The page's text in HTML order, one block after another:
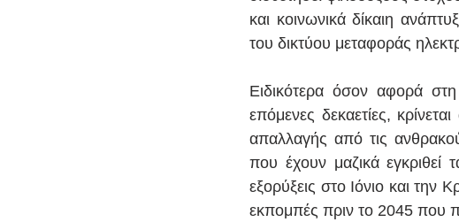
και κοινωνικά δίκαιη
του δικτύου μεταφοράς
Ειδικότερα όσον αφορά
επόμενες δεκαετίες,
απαλλαγής από τις
που έχουν μαζικά εγκριθεί
εξορύξεις στο Ιόνιο και
εκπομπές πριν το 2045 που